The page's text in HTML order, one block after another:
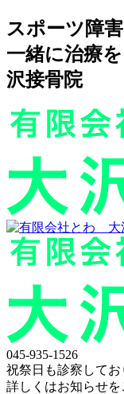
スポーツ障
一緒に治療
沢接骨院
045-935-1526
祝祭日も診察して
詳しくはお知らせを